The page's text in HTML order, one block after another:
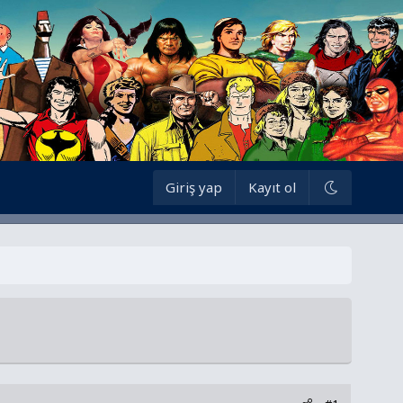
Giriş yap Kayıt ol